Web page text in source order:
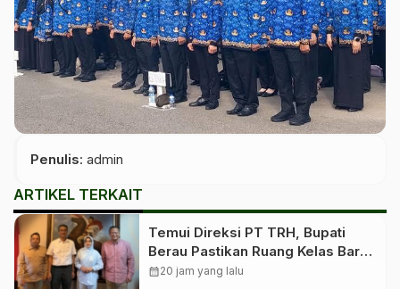
Penulis: admin
ARTIKEL TERKAIT
Temui Direksi PT TRH, Bupati
Berau Pastikan Ruang Kelas Baru
untuk Birang
calendar_month20 jam yang lalu